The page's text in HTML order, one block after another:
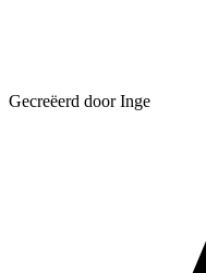
Gecreëerd door Inge